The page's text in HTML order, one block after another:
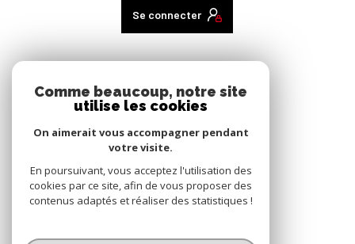
Se connecter
nous adhérons
Comme beaucoup, notre site
utilise les cookies
On aimerait vous accompagner pendant
votre visite.
En poursuivant, vous acceptez l'utilisation des
cookies par ce site, afin de vous proposer des
contenus adaptés et réaliser des statistiques !